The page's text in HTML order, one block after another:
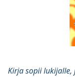
Kirja sopii lukijalle,